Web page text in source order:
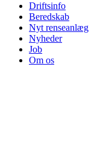
Driftsinfo
Beredskab
Nyt renseanlæg
Nyheder
Job
Om os